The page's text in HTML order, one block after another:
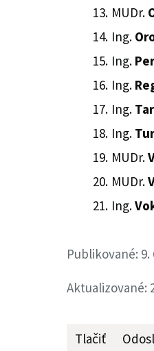
MUDr.
Ing.
Ing.
Ing.
Ing.
Ing.
MUDr.
MUDr.
Ing.
Publikované: 9.
Aktualizované:
Tlačiť